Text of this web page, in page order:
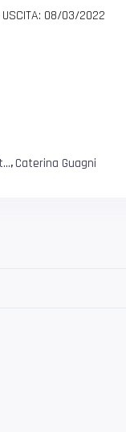
USCITA: 08/03/2022
,Caterina Guagni